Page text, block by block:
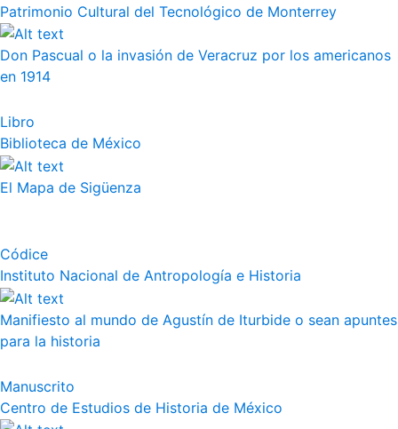
Patrimonio Cultural del Tecnológico de Monterrey
Don Pascual o la invasión de Veracruz por los americanos
en 1914
Libro
Biblioteca de México
El Mapa de Sigüenza
Códice
Instituto Nacional de Antropología e Historia
Manifiesto al mundo de Agustín de Iturbide o sean apuntes
para la historia
Manuscrito
Centro de Estudios de Historia de México